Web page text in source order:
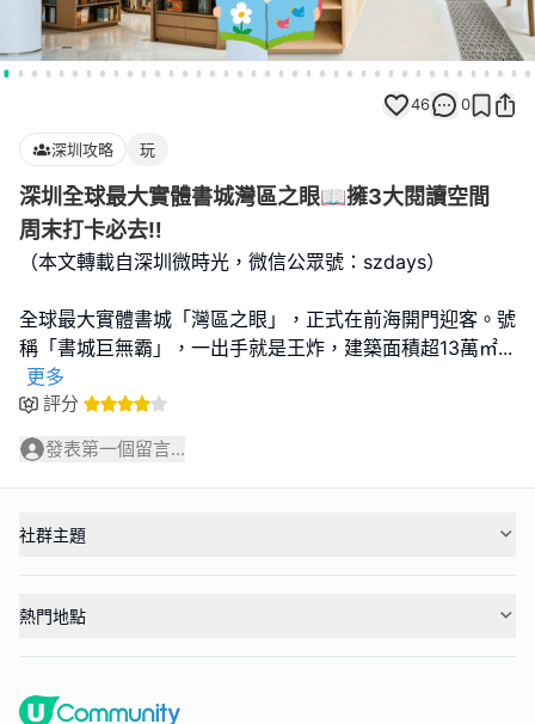
46 0
深圳攻略 玩
深圳全球最大實體書城灣區之眼📖擁3大閱讀空間
周末打卡必去‼️
（本文轉載自深圳微時光，微信公眾號：szdays）
全球最大實體書城「灣區之眼」，正式在前海開門迎客。號
稱「書城巨無霸」，一出手就是王炸，建築面積超13萬㎡...
更多
評分
發表第一個留言...
社群主題
熱門地點